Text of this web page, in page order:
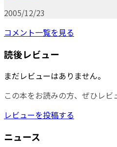
2005/12/23
コメント一覧を見る
読後レビュー
まだレビューはありません。
この本をお読みの方、ぜひレビ
レビューを投稿する
ニュース